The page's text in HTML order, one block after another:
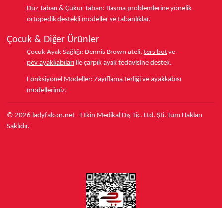
Düz Taban & Çukur Taban: Basma problemlerine yönelik
ortopedik destekli modeller ve tabanlıklar.
Çocuk & Diğer Ürünler
Çocuk Ayak Sağlığı: Dennis Brown ateli, ters bot ve
pev ayakkabıları ile çarpık ayak tedavisine destek.
Fonksiyonel Modeller: Zayıflama terliği ve ayakkabısı
modellerimiz.
© 2026 ladyfalcon.net - Etkin Medikal Dış Tic. Ltd. Şti. Tüm Hakları
Saklıdır.